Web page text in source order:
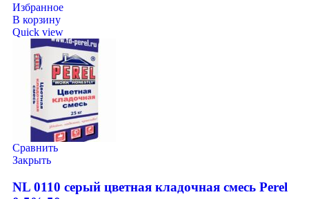
Избранное
В корзину
Quick view
Сравнить
Закрыть
NL 0110 серый цветная кладочная смесь Perel